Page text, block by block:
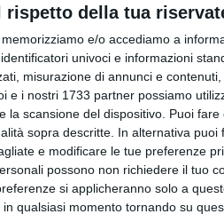
rispetto della tua
memorizziamo e/o accediamo a
univoci e informazioni
misurazione di annunci e
e i nostri 1733 partner possiamo
la scansione del dispositivo. Puoi
sopra descritte. In alternativa
e modificare le tue preferenze
possono non richiedere il tuo
si applicheranno solo a
qualsiasi momento tornando su
anche aspetti
tra cui la regolarità di alcune
elementi “ostativi” rispetto
di reinserimento dichiarato.